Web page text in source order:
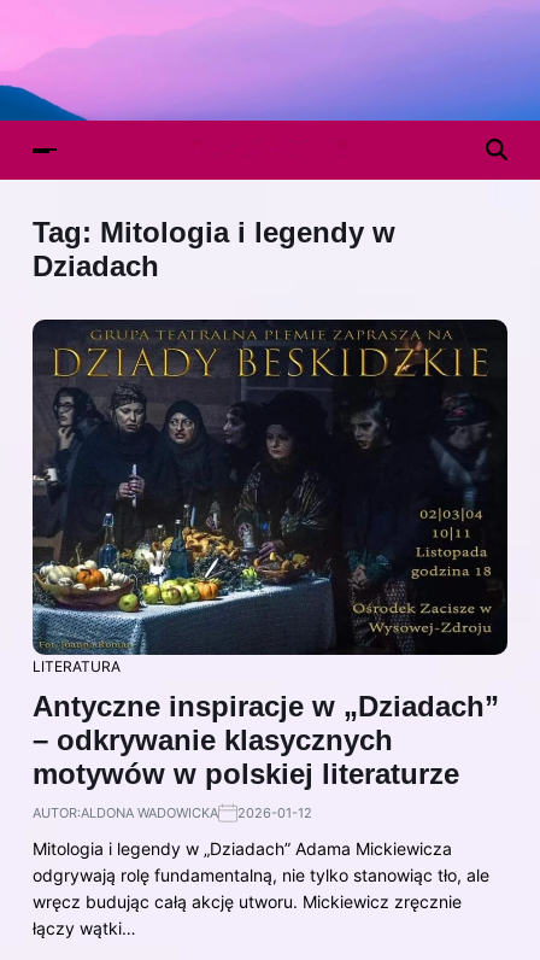
Tag: Mitologia i legendy w
Dziadach
LITERATURA
Antyczne inspiracje w „Dziadach”
– odkrywanie klasycznych
motywów w polskiej literaturze
AUTOR:ALDONA WADOWICKA 2026-01-12
Mitologia i legendy w „Dziadach” Adama Mickiewicza
odgrywają rolę fundamentalną, nie tylko stanowiąc tło, ale
wręcz budując całą akcję utworu. Mickiewicz zręcznie
łączy wątki…